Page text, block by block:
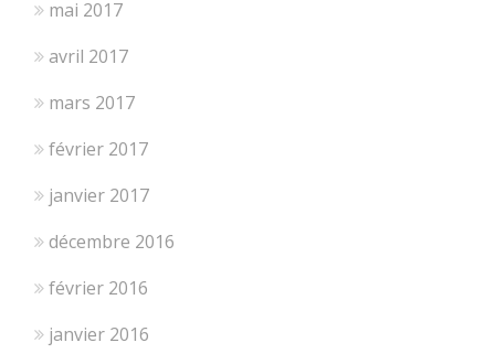
mai 2017
avril 2017
mars 2017
février 2017
janvier 2017
décembre 2016
février 2016
janvier 2016